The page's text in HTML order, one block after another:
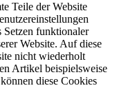
Teile der Website
funktionaler
Website. Auf diese
nicht wiederholt
Artikel beispielsweise
diese Cookies